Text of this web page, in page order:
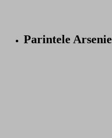
Parintele Arsenie